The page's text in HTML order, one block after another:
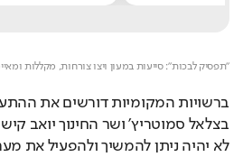
"תפסיק לבכות": סייעות במעון ויצו צורחות, מקללות
לא יהיה ניתן להמשיך ולהפעיל את